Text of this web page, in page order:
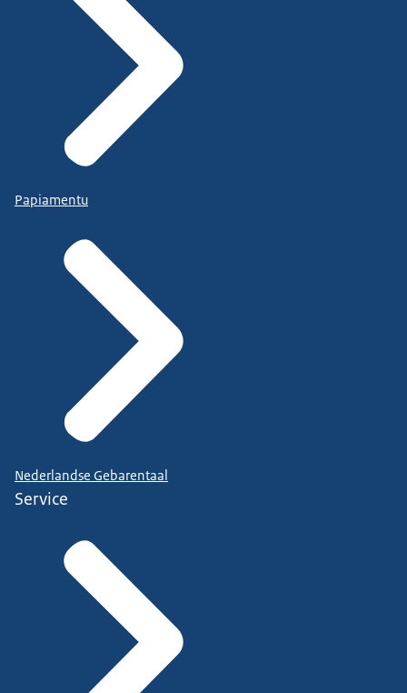
Papiamentu
Nederlandse Gebarentaal
Service